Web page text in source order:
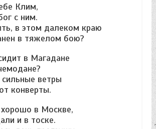
Клим,
с ним.
в этом далеком краю
в тяжелом бою?
в Магадане
ветры
конверты.
в Москве,
и в тоске.